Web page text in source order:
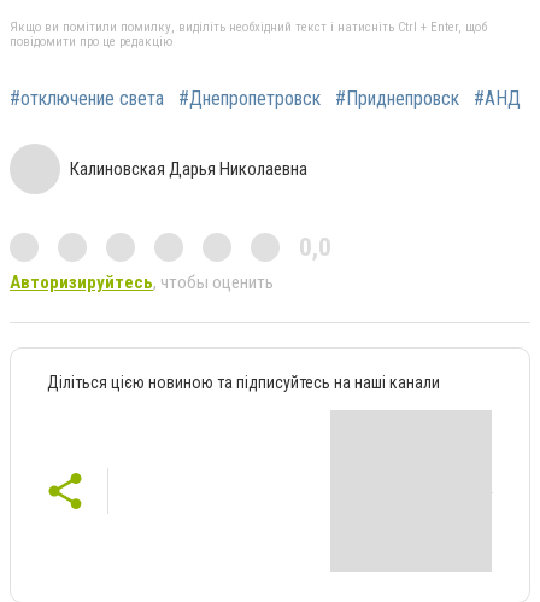
Якщо ви помітили помилку, виділіть необхідний текст і натисніть Ctrl + Enter, щоб
повідомити про це редакцію
#отключение света #Днепропетровск #Приднепровск #АНД
Калиновская Дарья Николаевна
0,0
Авторизируйтесь, чтобы оценить
Діліться цією новиною та підписуйтесь на наші канали